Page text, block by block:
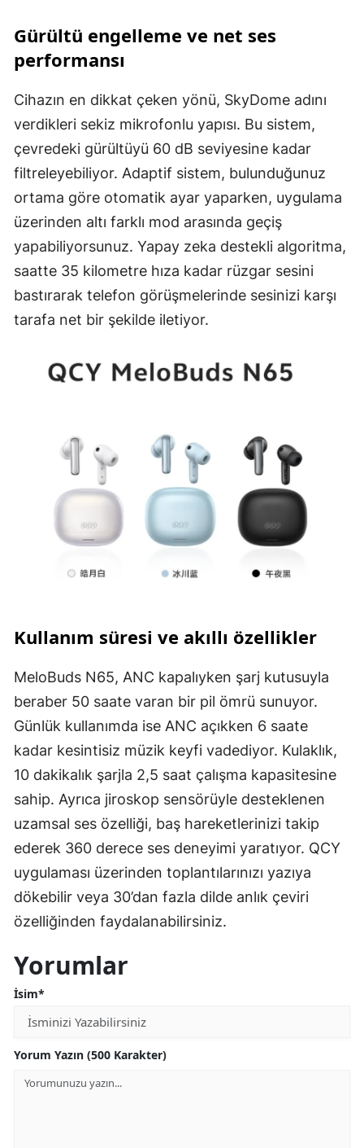
Gürültü engelleme ve net ses
performansı
Cihazın en dikkat çeken yönü, SkyDome adını
verdikleri sekiz mikrofonlu yapısı. Bu sistem,
çevredeki gürültüyü 60 dB seviyesine kadar
filtreleyebiliyor. Adaptif sistem, bulunduğunuz
ortama göre otomatik ayar yaparken, uygulama
üzerinden altı farklı mod arasında geçiş
yapabiliyorsunuz. Yapay zeka destekli algoritma,
saatte 35 kilometre hıza kadar rüzgar sesini
bastırarak telefon görüşmelerinde sesinizi karşı
tarafa net bir şekilde iletiyor.
Kullanım süresi ve akıllı özellikler
MeloBuds N65, ANC kapalıyken şarj kutusuyla
beraber 50 saate varan bir pil ömrü sunuyor.
Günlük kullanımda ise ANC açıkken 6 saate
kadar kesintisiz müzik keyfi vadediyor. Kulaklık,
10 dakikalık şarjla 2,5 saat çalışma kapasitesine
sahip. Ayrıca jiroskop sensörüyle desteklenen
uzamsal ses özelliği, baş hareketlerinizi takip
ederek 360 derece ses deneyimi yaratıyor. QCY
uygulaması üzerinden toplantılarınızı yazıya
dökebilir veya 30’dan fazla dilde anlık çeviri
özelliğinden faydalanabilirsiniz.
Yorumlar
İsim*
Yorum Yazın (500 Karakter)